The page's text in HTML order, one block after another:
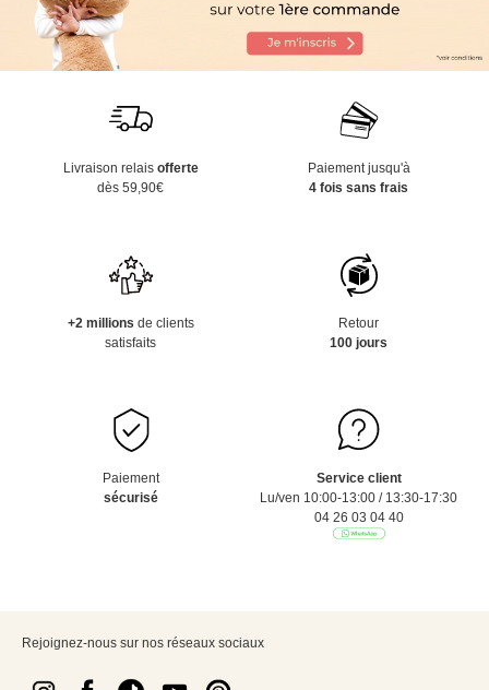
Livraison relais offerte
dès 59,90€
Paiement jusqu'à
4 fois sans frais
+2 millions de clients
satisfaits
Retour
100 jours
Paiement
sécurisé
Service client
Lu/ven 10:00-13:00 / 13:30-17:30
04 26 03 04 40
Rejoignez-nous sur nos réseaux sociaux